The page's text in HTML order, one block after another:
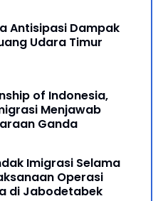
Antisipasi Dampak
Udara Timur
of Indonesia,
Menjawab
Ganda
Imigrasi Selama
Operasi
di Jabodetabek